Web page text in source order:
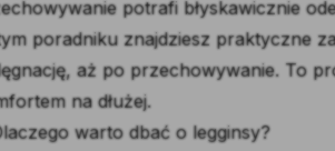
potrafi błyskawicznie
poradniku znajdziesz praktyczne
aż po przechowywanie. To
na dłużej.
warto dbać o legginsy?